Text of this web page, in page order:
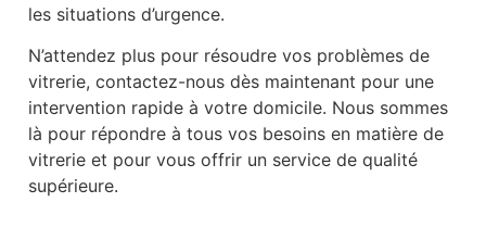
les situations d’urgence.
N’attendez plus pour résoudre vos problèmes de
vitrerie, contactez-nous dès maintenant pour une
intervention rapide à votre domicile. Nous sommes
là pour répondre à tous vos besoins en matière de
vitrerie et pour vous offrir un service de qualité
supérieure.